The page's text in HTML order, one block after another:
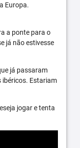
Europa.
a ponte para o
já não estivesse
já passaram
ibéricos. Estariam
jogar e tenta